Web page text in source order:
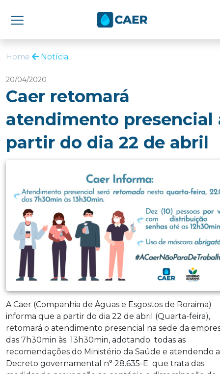
Home Notícia
20/04/2020
Caer retomará
atendimento presencial
partir do dia 22 de abril
A Caer (Companhia de Águas e Esgostos de Roraima)
informa que a partir do dia 22 de abril (Quarta-feira),
retomará o atendimento presencial na sede da
das 7h30min às 13h30min, adotando todas as
recomendações do Ministério da Saúde e atendendo
Decreto governamental n° 28.635-E que trata das